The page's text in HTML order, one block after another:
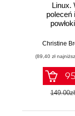
Linux.
poleceń
Christine
(89,40 zł
149.00zł